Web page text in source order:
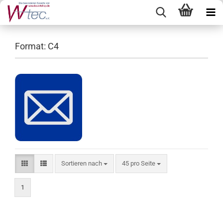
Format: C4
Sortieren nach
Sortieren nach 45 pro Seite
pro Seite
1